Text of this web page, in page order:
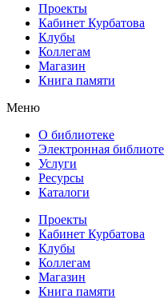
Проекты
Кабинет Курбатова
Клубы
Коллегам
Магазин
Книга памяти
Меню
О библиотеке
Электронная
Услуги
Ресурсы
Каталоги
Проекты
Кабинет Курбатова
Клубы
Коллегам
Магазин
Книга памяти